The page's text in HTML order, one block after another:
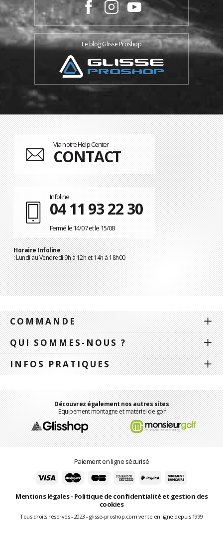
Le blog Glisse Proshop
Via notre Help Center
CONTACT
Infoline
04 11 93 22 30
Fermé le 14/07 et le 15/08
Horaire Infoline
: Lundi au Vendredi 9h à 12h et 14h à 18h00
COMMANDE
QUI SOMMES-NOUS ?
INFOS PRATIQUES
Découvrez également nos autres sites
Équipement montagne et matériel de golf
Paiement en ligne sécurisé
Mentions légales- Politique de confidentialité et gestion des
cookies
Tous droits réservés - 2023 - glisse-proshop.com vente en ligne depuis 1999